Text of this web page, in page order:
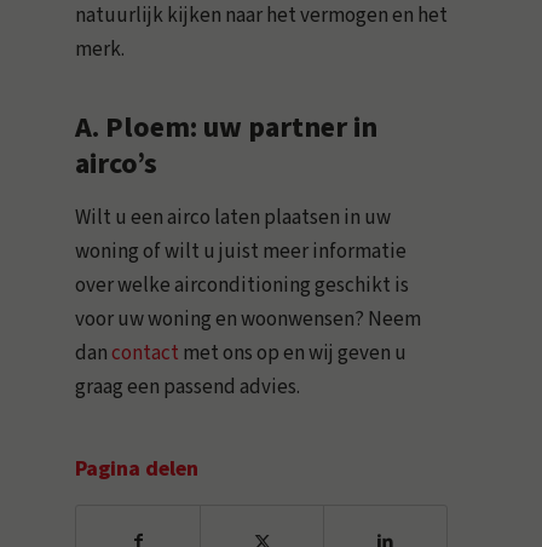
natuurlijk kijken naar het vermogen en het
merk.
A. Ploem: uw partner in
airco’s
Wilt u een airco laten plaatsen in uw
woning of wilt u juist meer informatie
over welke airconditioning geschikt is
voor uw woning en woonwensen? Neem
dancontact met ons op en wij geven u
graag een passend advies.
Pagina delen